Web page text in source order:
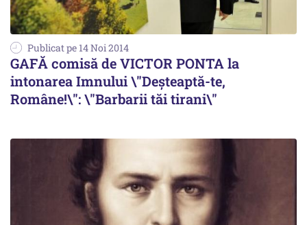
Publicat pe 14 Noi 2014
GAFĂ comisă de VICTOR PONTA la
intonarea Imnului \"Deșteaptă-te,
Române!\": \"Barbarii tăi tirani\"